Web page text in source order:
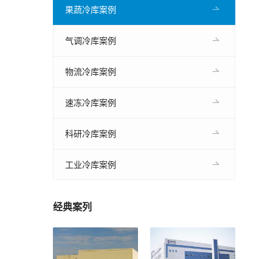
果蔬冷库案例
气调冷库案例
物流冷库案例
速冻冷库案例
科研冷库案例
工业冷库案例
经典案列